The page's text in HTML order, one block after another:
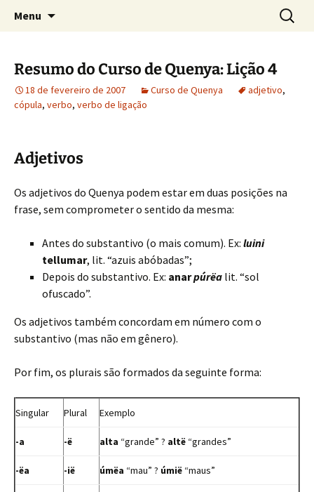
Tolkien e o Élfico
Sobre as línguas d'O Senhor dos Anéis
Menu
por:
Resumo do Curso de Quenya: Lição 4
18 de fevereiro de 2007 Curso de Quenya adjetivo,
cópula, verbo, verbo de ligação
Adjetivos
Os adjetivos do Quenya podem estar em duas posições na
frase, sem comprometer o sentido da mesma:
Antes do substantivo (o mais comum). Ex: luini
tellumar, lit. “azuis abóbadas”;
Depois do substantivo. Ex: anarpúrëa lit. “sol
ofuscado”.
Os adjetivos também concordam em número com o
substantivo (mas não em gênero).
Por fim, os plurais são formados da seguinte forma:
Singular Plural Exemplo
-a -ë alta “grande” ? altë “grandes”
-ëa -ië úmëa “mau” ? úmië “maus”